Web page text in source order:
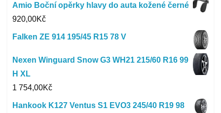
Amio Boční opěrky hlavy do auta kožené černé
920,00Kč
Falken ZE 914 195/45 R15 78 V
Nexen Winguard Snow G3 WH21 215/60 R16 99
H XL
1 754,00Kč
Hankook K127 Ventus S1 EVO3 245/40 R19 98